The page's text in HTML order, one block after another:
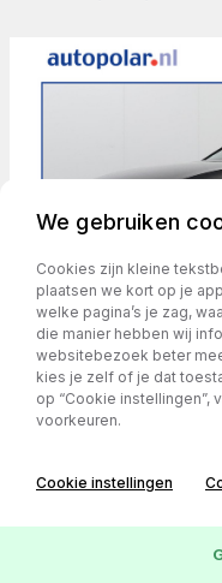
Volvo V60 2.0 T5 R-Design
We gebruiken
Cookies zijn kleine
plaatsen we kort op je
welke pagina’s je zag,
die manier hebben wij
websitebezoek beter
kies je zelf of je dat
op “Cookie instellingen”,
voorkeuren.
Cookie instellingen